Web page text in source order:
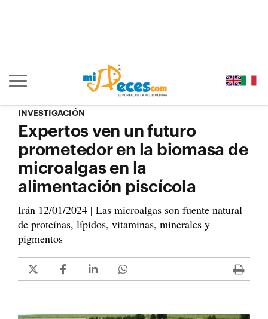
Mostrar/ocultar navegación principal
INVESTIGACIÓN
Expertos ven un futuro
prometedor en la biomasa de
microalgas en la
alimentación piscícola
Irán 12/01/2024 | Las microalgas son fuente natural
de proteínas, lípidos, vitaminas, minerales y
pigmentos